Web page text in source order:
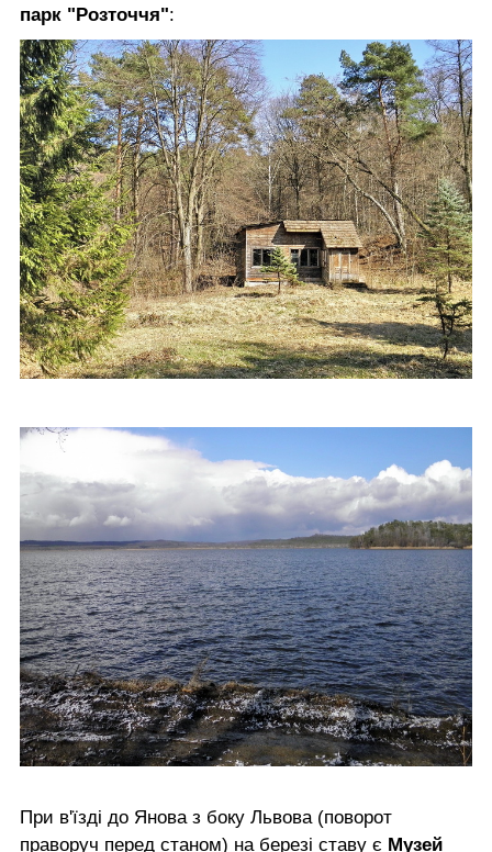
парк "Розточчя":
При в'їзді до Янова з боку Львова (поворот
праворуч перед станом) на березі ставу є Музей